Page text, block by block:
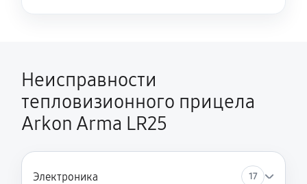
Перепрошивка и обновление устройства
60 минут
Неисправности
тепловизионного прицела
Arkon Arma LR25
Электроника 17